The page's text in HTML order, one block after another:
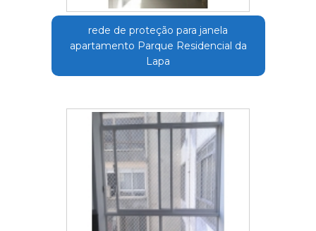
rede de proteção para janela
apartamento Parque Residencial da
Lapa